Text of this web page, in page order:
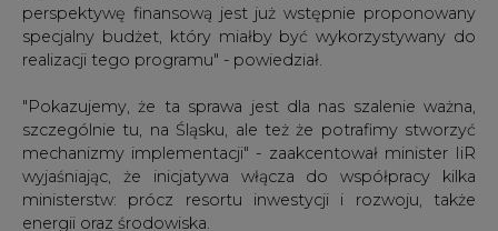
perspektywę finansową jest już wstępnie proponowany
specjalny budżet, który miałby być wykorzystywany do
realizacji tego programu" - powiedział.
"Pokazujemy, że ta sprawa jest dla nas szalenie ważna,
szczególnie tu, na Śląsku, ale też że potrafimy stworzyć
mechanizmy implementacji" - zaakcentował minister IiR
wyjaśniając, że inicjatywa włącza do współpracy kilka
ministerstw: prócz resortu inwestycji i rozwoju, także
energii oraz środowiska.